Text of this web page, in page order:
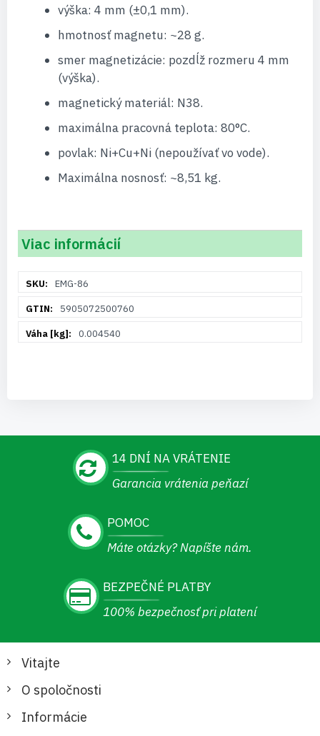
výška: 4 mm (±0,1 mm).
hmotnosť magnetu: ~28 g.
smer magnetizácie: pozdĺž rozmeru 4 mm
(výška).
magnetický materiál: N38.
maximálna pracovná teplota: 80°C.
povlak: Ni+Cu+Ni (nepoužívať vo vode).
Maximálna nosnosť: ~8,51 kg.
Viac informácií
informáciíEMG-86
5905072500760
0.004540
14 DNÍ NA VRÁTENIE
Garancia vrátenia peňazí
POMOC
Máte otázky? Napíšte nám.
BEZPEČNÉ PLATBY
100% bezpečnosť pri platení
Vitajte
O spoločnosti
Informácie